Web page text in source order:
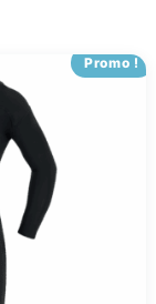
Promo !